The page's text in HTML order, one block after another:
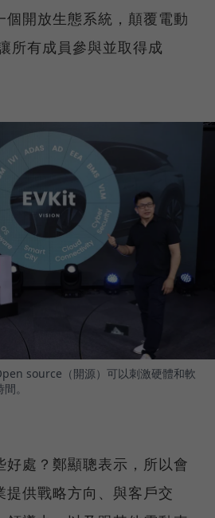
開放生態系統，顛覆電動
所有成員參與並取得成
source（開源）可以刺激硬體和軟
。
處？鄭顯聰表示，所以會
提供戰略方向、與客戶交